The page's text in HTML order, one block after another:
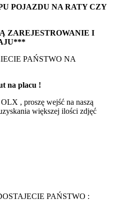
POJAZDU NA RATY CZY
ZAREJESTROWANIE I
PAŃSTWO NA
na placu !
, proszę wejść na naszą
większej ilości zdjęć
PAŃSTWO :